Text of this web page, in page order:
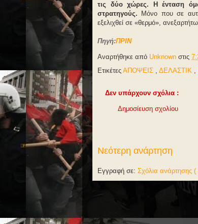
τις δύο χώρες.
Η ένταση
στρατηγούς. Μόνο που σε
εξελιχθεί σε «θερμό»,
Πηγή:ΠΡΙΝ
Αναρτήθηκε από Unknown στις
Ετικέτες ΑΠΟΨΕΙΣ , ΔΕΛΑΣΤΙΚ ,
Δεν υπάρχουν σχόλια :
Δημοσίευση σχολίου
Νεότερη ανάρτηση
Εγγραφή σε: Σχόλια ανάρτησης